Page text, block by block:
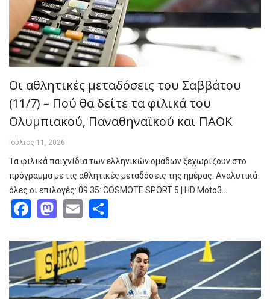
Οι αθλητικές μεταδόσεις του Σαββάτου
(11/7) – Πού θα δείτε τα φιλικά του
Ολυμπιακού, Παναθηναϊκού και ΠΑΟΚ
Ιούλιος 11, 2026
Τα φιλικά παιχνίδια των ελληνικών ομάδων ξεχωρίζουν στο
πρόγραμμα με τις αθλητικές μεταδόσεις της ημέρας. Αναλυτικά
όλες οι επιλογές: 09:35: COSMOTE SPORT 5 | HD Moto3…
Facebook
Mastodon
Email